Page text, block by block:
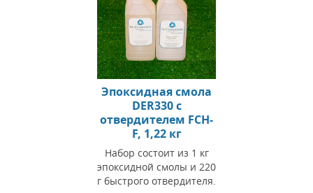
Эпоксидная смола
DER330 c
отвердителем FCH-
F, 1,22 кг
Набор состоит из 1 кг
эпоксидной смолы и 220
г быстрого отвердителя.